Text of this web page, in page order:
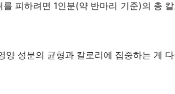
를 피하려면 1인분(약 반마리 기준)의 총
양 성분의 균형과 칼로리에 집중하는 게